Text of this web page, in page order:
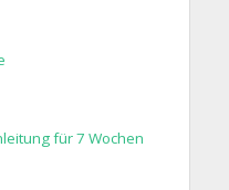
für 7 Wochen